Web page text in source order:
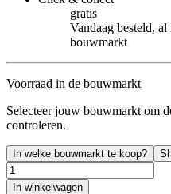
gratis
Vandaag besteld,
bouwmarkt
Voorraad in de bouwmarkt
Selecteer jouw bouwmarkt om
controleren.
In welke bouwmarkt te koop?
In winkelwagen